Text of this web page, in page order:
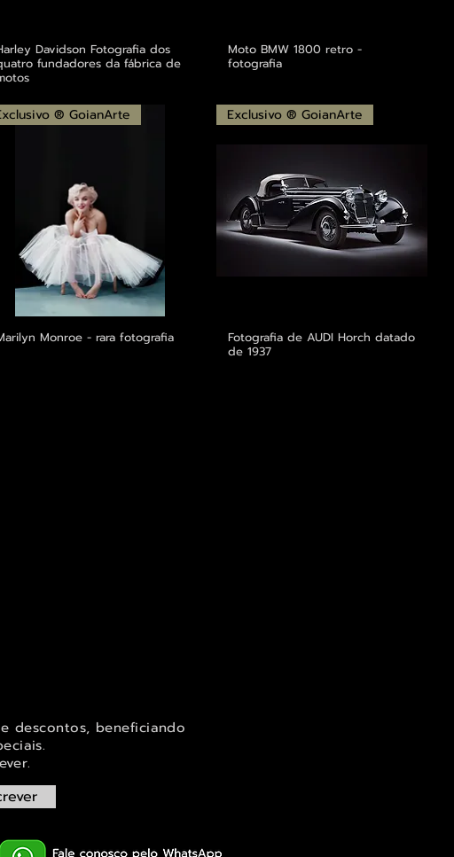
Davidson Fotografia dos
fundadores da fábrica de
Moto BMW 1800 retro -
fotografia
® GoianArte
Monroe - rara fotografia
Exclusivo ® GoianArte
Fotografia de AUDI Horch datado
de 1937
descontos, beneficiando